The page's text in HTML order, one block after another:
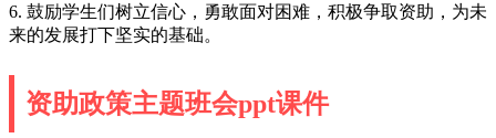
6. 鼓励学生们树立信心，勇敢面对困难，积极争取资助，为未
来的发展打下坚实的基础。
资助政策主题班会ppt课件